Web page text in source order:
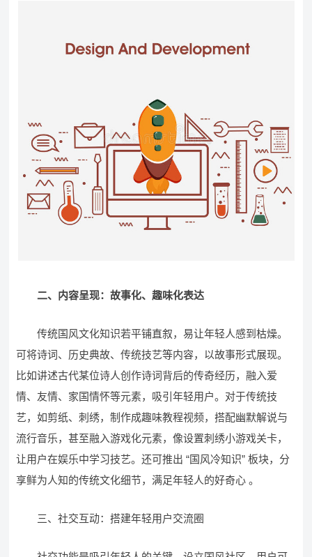
二、内容呈现：故事化、趣味化表达​
传统国风文化知识若平铺直叙，易让年轻人感到枯燥。
可将诗词、历史典故、传统技艺等内容，以故事形式展现。
比如讲述古代某位诗人创作诗词背后的传奇经历，融入爱
情、友情、家国情怀等元素，吸引年轻用户。对于传统技
艺，如剪纸、刺绣，制作成趣味教程视频，搭配幽默解说与
流行音乐，甚至融入游戏化元素，像设置刺绣小游戏关卡，
让用户在娱乐中学习技艺。还可推出 “国风冷知识” 板块，分
享鲜为人知的传统文化细节，满足年轻人的好奇心 。​
三、社交互动：搭建年轻用户交流圈​